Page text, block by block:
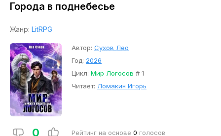
Города в поднебесье
Жанр: LitRPG
Автор: Сухов Лео
Год: 2026
Цикл: Мир Логосов # 1
Читает: Ломакин Игорь
0 Рейтинг на основе 0 голосов